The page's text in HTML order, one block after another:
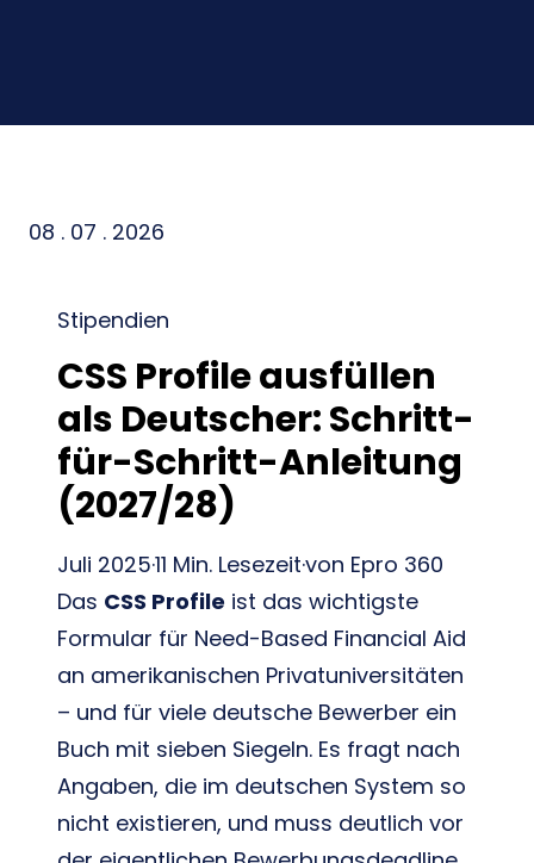
08 . 07 . 2026
Stipendien
CSS Profile ausfüllen
als Deutscher: Schritt-
für-Schritt-Anleitung
(2027/28)
Juli 2025·11 Min. Lesezeit·von Epro 360
Das CSS Profile ist das wichtigste
Formular für Need-Based Financial Aid
an amerikanischen Privatuniversitäten
– und für viele deutsche Bewerber ein
Buch mit sieben Siegeln. Es fragt nach
Angaben, die im deutschen System so
nicht existieren, und muss deutlich vor